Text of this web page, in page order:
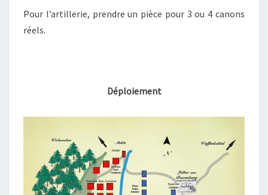
Pour l’artillerie, prendre un pièce pour 3 ou 4 canons
réels.
Déploiement